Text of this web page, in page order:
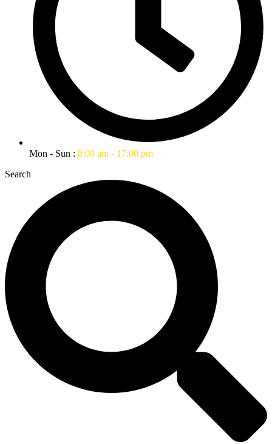
Mon - Sun : 8:00 am - 17:00 pm
Search